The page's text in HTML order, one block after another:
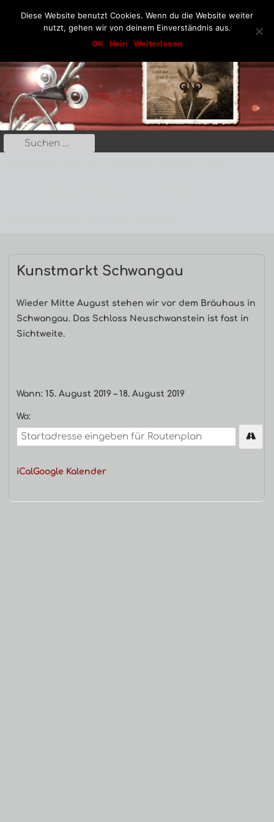
Inhalt
Dekohäusle_25
Kunst aus Stahl und Stein
Primäres
Suche
nach:
Kunstmarkt Schwangau
Wieder Mitte August stehen wir vor dem Bräuhaus in
Schwangau. Das Schloss Neuschwanstein ist fast in
Sichtweite.
Wann: 15. August 2019 – 18. August 2019
Wo:
iCalGoogle Kalender
Beitrags-
Diese Website benutzt Cookies. Wenn du die Website weiter
nutzt, gehen wir von deinem Einverständnis aus.
OK
Nein Weiterlesen